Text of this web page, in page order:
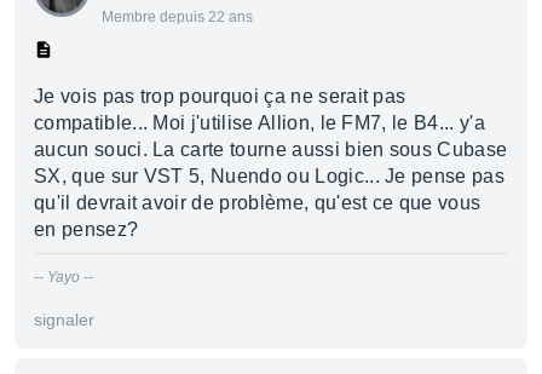
Membre depuis 22 ans
Je vois pas trop pourquoi ça ne serait pas
compatible... Moi j'utilise Allion, le FM7, le B4... y'a
aucun souci. La carte tourne aussi bien sous Cubase
SX, que sur VST 5, Nuendo ou Logic... Je pense pas
qu'il devrait avoir de problème, qu'est ce que vous
en pensez?
-- Yayo --
signaler